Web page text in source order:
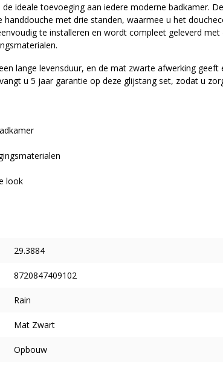
ideale toevoeging aan iedere moderne badkamer.
handdouche met drie standen, waarmee u het
te installeren en wordt compleet geleverd met
lange levensduur, en de mat zwarte afwerking geeft
u 5 jaar garantie op deze glijstang set, zodat u
look
29.3884
8720847409102
Rain
Mat Zwart
Opbouw